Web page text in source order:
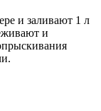
и заливают 1 л
и